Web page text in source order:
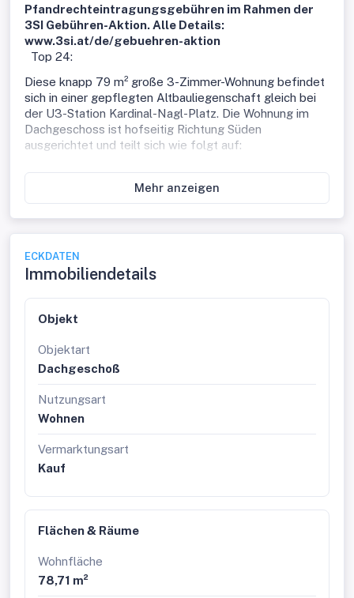
Pfandrechteintragungsgebühren im Rahmen der
3SI Gebühren-Aktion. Alle Details:
www.3si.at/de/gebuehren-aktion
Top 24:
Diese knapp 79 m² große 3-Zimmer-Wohnung befindet
sich in einer gepflegten Altbauliegenschaft gleich bei
der U3-Station Kardinal-Nagl-Platz. Die Wohnung im
Dachgeschoss ist hofseitig Richtung Süden
ausgerichtet und teilt sich wie folgt auf:
Vorraum
Separate Einbauküche
Wohnzimmer
Schlafzimmer 1
Schlafzimmer 2 mit Zugang zur Terrasse
Badezimmer mit Handwaschbecken,
Handtuchheizkörper und Badewanne
Terrasse
Der Wohnung ist ein großzügiges Kellerabteil im
hauseigenen Keller zugeteilt.
Lagebeschreibung
Die Keinergasse befindet sich im 3. Bezirk von Wien.
Die Straße verläuft zwischen der Marxergasse und der
Löwengasse und ist eine ruhige, von Bäumen gesäumte
Wohnstraße. Die nächsten U-Bahn-Stationen sind die
U3-Station Kardinal-Nagl-Platz und die U4-Station
Stadtpark, die beide in etwa 10-15 Gehminuten
auch Schulen und Bildungseinrichtungen, befinden sich
in unmittelbarer Nähe.
Nebenkosten
im Angebot nicht anders vermerkt, bei erfolgreichem
Abschlussfall eine Provision anfällt, die den in der
Mehr anzeigen
ECKDATEN
Immobiliendetails
Objekt
Objektart
Dachgeschoß
Nutzungsart
Wohnen
Vermarktungsart
Kauf
Flächen & Räume
Wohnfläche
78,71 m²